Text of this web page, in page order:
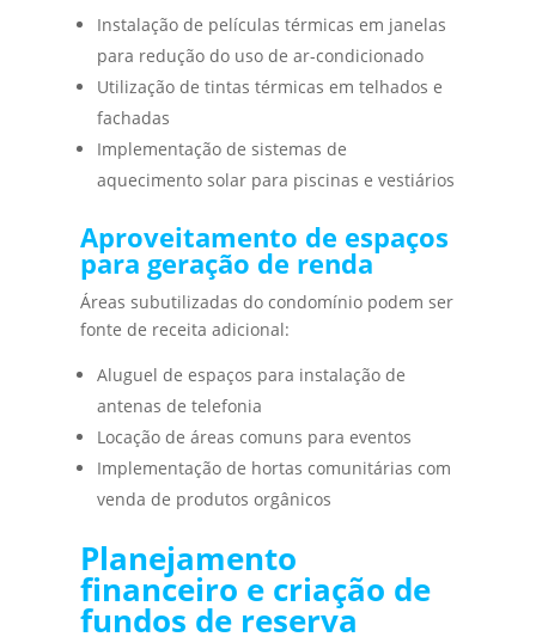
Instalação de películas térmicas em janelas
para redução do uso de ar-condicionado
Utilização de tintas térmicas em telhados e
fachadas
Implementação de sistemas de
aquecimento solar para piscinas e vestiários
Aproveitamento de espaços
para geração de renda
Áreas subutilizadas do condomínio podem ser
fonte de receita adicional:
Aluguel de espaços para instalação de
antenas de telefonia
Locação de áreas comuns para eventos
Implementação de hortas comunitárias com
venda de produtos orgânicos
Planejamento
financeiro e criação de
fundos de reserva